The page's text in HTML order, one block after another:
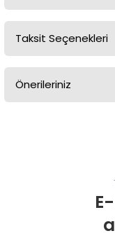
Taksit Seçenekleri
Önerileriniz
Görüş ve önerileriniz
Ürün resmi kalitesiz,
Ürün bilgilerinde